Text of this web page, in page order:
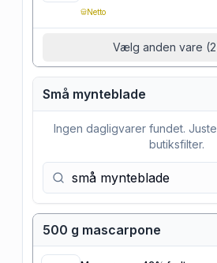
Netto
Vælg anden vare
Små mynteblade
Ingen dagligvarer fundet.
butiksfilter.
500 g mascarpone